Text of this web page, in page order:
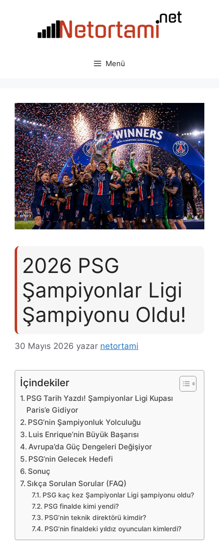
Menü
2026 PSG
Şampiyonlar Ligi
Şampiyonu Oldu!
30 Mayıs 2026 yazar netortami
İçindekiler
PSG Tarih Yazdı! Şampiyonlar Ligi Kupası
Paris’e Gidiyor
PSG’nin Şampiyonluk Yolculuğu
Luis Enrique’nin Büyük Başarısı
Avrupa’da Güç Dengeleri Değişiyor
PSG’nin Gelecek Hedefi
Sonuç
Sıkça Sorulan Sorular (FAQ)
PSG kaç kez Şampiyonlar Ligi şampiyonu oldu?
PSG finalde kimi yendi?
PSG’nin teknik direktörü kimdir?
PSG’nin finaldeki yıldız oyuncuları kimlerdi?